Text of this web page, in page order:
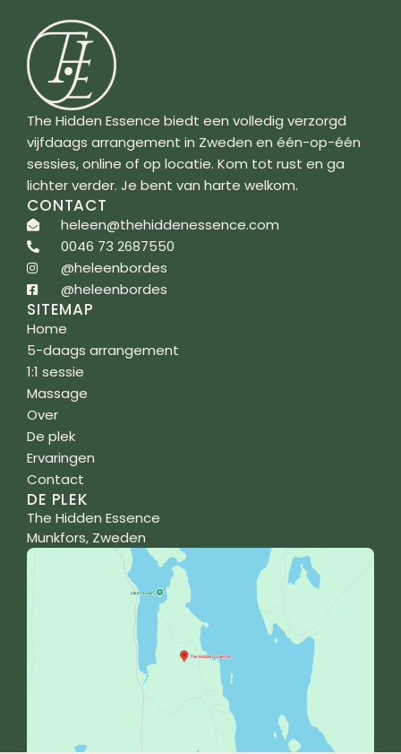
The Hidden Essence biedt een volledig verzorgd
vijfdaags arrangement in Zweden en één-op-één
sessies, online of op locatie. Kom tot rust en ga
lichter verder. Je bent van harte welkom.
CONTACT
heleen@thehiddenessence.com
0046 73 2687550
@heleenbordes
@heleenbordes
SITEMAP
Home
5-daags arrangement
1:1 sessie
Massage
Over
De plek
Ervaringen
Contact
DE PLEK
The Hidden Essence
Munkfors, Zweden